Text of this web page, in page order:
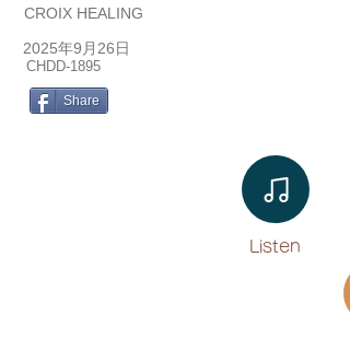
CROIX HEALING
2025年9月26日
CHDD-1895
Share
Listen​